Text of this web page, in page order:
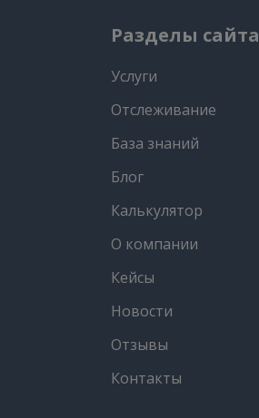
Разделы сайта
Услуги
Отслеживание
База знаний
Блог
Калькулятор
О компании
Кейсы
Новости
Отзывы
Контакты